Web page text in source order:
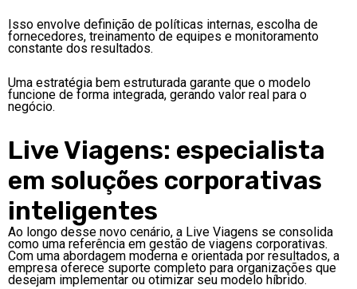
Isso envolve definição de políticas internas, escolha de
fornecedores, treinamento de equipes e monitoramento
constante dos resultados.
Uma estratégia bem estruturada garante que o modelo
funcione de forma integrada, gerando valor real para o
negócio.
Live Viagens: especialista
em soluções corporativas
inteligentes
Ao longo desse novo cenário, a Live Viagens se consolida
como uma referência em gestão de viagens corporativas.
Com uma abordagem moderna e orientada por resultados, a
empresa oferece suporte completo para organizações que
desejam implementar ou otimizar seu modelo híbrido.